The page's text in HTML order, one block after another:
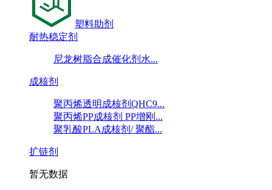
塑料助剂
耐热稳定剂
尼龙树脂合成催化剂水...
成核剂
聚丙烯透明成核剂QHC9...
聚丙烯PP成核剂 PP增刚...
聚乳酸PLA成核剂/ 聚酯...
扩链剂
暂无数据